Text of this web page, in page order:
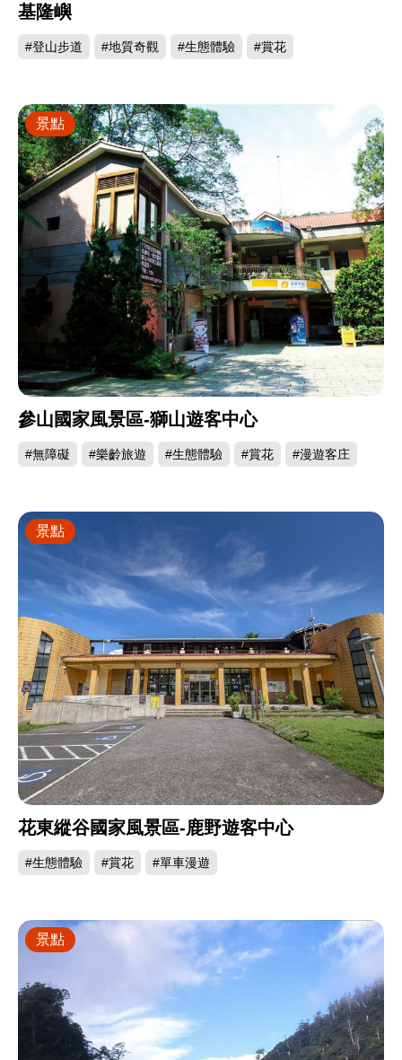
基隆嶼
#登山步道 #地質奇觀 #生態體驗 #賞花
參山國家風景區-獅山遊客中心
#無障礙 #樂齡旅遊 #生態體驗 #賞花 #漫遊客庄
景點
花東縱谷國家風景區-鹿野遊客中心
#生態體驗 #賞花 #單車漫遊
景點
景點